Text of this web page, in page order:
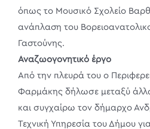
όπως το Μουσικό Σχολείο
ανάπλαση του
Γαστούνης.
Αναζωογονητικό έργο
Από την πλευρά του ο
Φαρμάκης δήλωσε μεταξύ
και συγχαίρω τον δήμαρχο
Τεχνική Υπηρεσία του Δήμου